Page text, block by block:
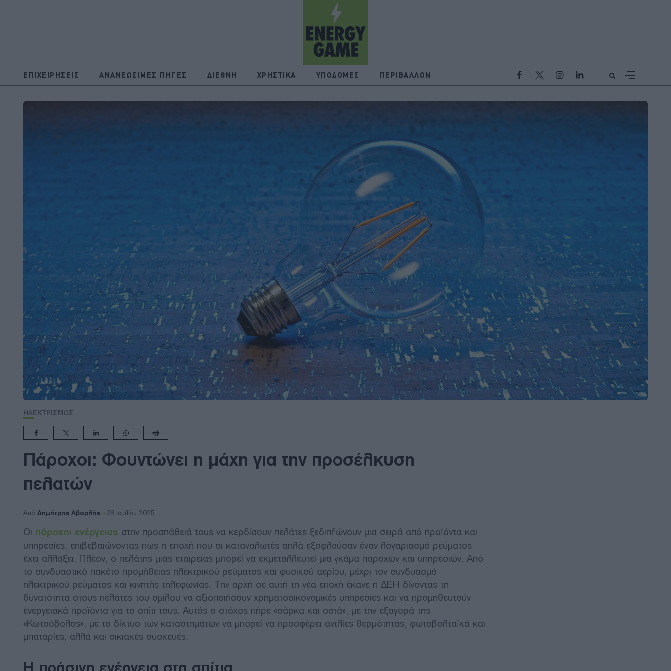
ΕΠΙΧΕΙΡΗΣΕΙΣ ΑΝΑΝΕΩΣΙΜΕΣ ΠΗΓΕΣ ΔΙΕΘΝΗ ΧΡΗΣΤΙΚΑ ΥΠΟΔΟΜΕΣ ΠΕΡΙΒΑΛΛΟΝ
ΗΛΕΚΤΡΙΣΜΟΣ
Πάροχοι: Φουντώνει η μάχη για την προσέλκυση
πελατών
Από Δημήτρης Αβαρλής 23 Ιουλίου 2025
Οι πάροχοι ενέργειας στην προσπάθειά τους να κερδίσουν πελάτες ξεδιπλώνουν μια σειρά από προϊόντα και
υπηρεσίες, επιβεβαιώνοντας πως η εποχή που οι καταναλωτές απλά εξοφλούσαν έναν λογαριασμό ρεύματος
έχει αλλάξει. Πλέον, ο πελάτης μιας εταιρείας μπορεί να εκμεταλλευτεί μια γκάμα παροχών και υπηρεσιών. Από
το συνδυαστικό πακέτο προμήθειας ηλεκτρικού ρεύματος και φυσικού αερίου, μέχρι τον συνδυασμό
ηλεκτρικού ρεύματος και κινητής τηλεφωνίας. Την αρχή σε αυτή τη νέα εποχή έκανε η ΔΕΗ δίνοντας τη
δυνατότητα στους πελάτες του ομίλου να αξιοποιήσουν χρηματοοικονομικές υπηρεσίες και να προμηθευτούν
ενεργειακά προϊόντα για το σπίτι τους. Αυτός ο στόχος πήρε «σάρκα και οστά», με την εξαγορά της
«Κωτσόβολος», με το δίκτυο των καταστημάτων να μπορεί να προσφέρει αντλίες θερμότητας, φωτοβολταϊκά και
μπαταρίες, αλλά και οικιακές συσκευές.
Η πράσινη ενέργεια στα σπίτια